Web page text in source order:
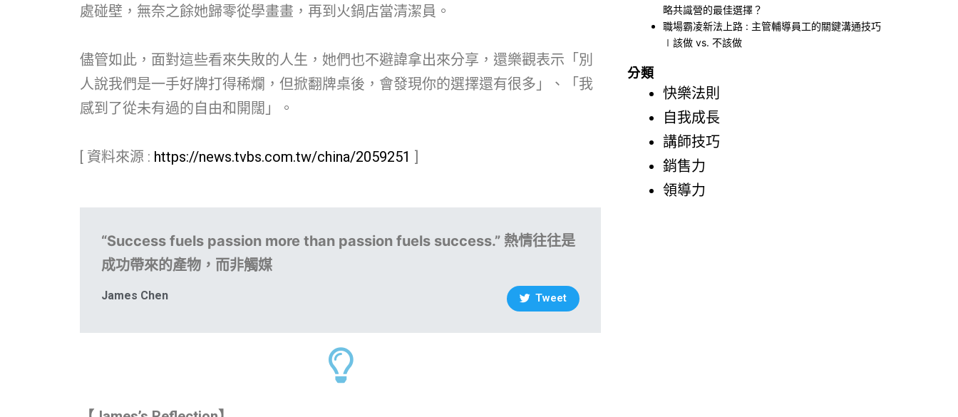
處碰壁，無奈之餘她歸零從學畫畫，再到火鍋店當清潔員。
儘管如此，面對這些看來失敗的人生，她們也不避諱拿出來分享，還樂觀表示「別
人說我們是一手好牌打得稀爛，但掀翻牌桌後，會發現你的選擇還有很多」、「我
感到了從未有過的自由和開闊」。
[ 資料來源 : https://news.tvbs.com.tw/china/2059251 ]
“Success fuels passion more than passion fuels success.” 熱情往往是
成功帶來的產物，而非觸媒
James Chen Tweet
略共識營的最佳選擇？
職場霸凌新法上路 : 主管輔導員工的關鍵溝通技巧
∣該做 vs. 不該做
分類
快樂法則
自我成長
講師技巧
銷售力
領導力